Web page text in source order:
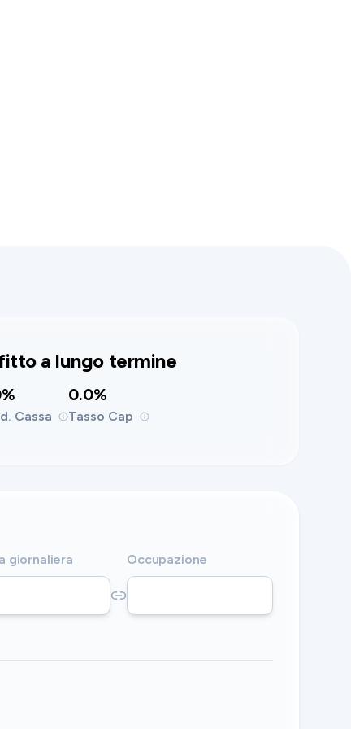
a lungo termine
Cassa
0.0%
Tasso Cap
giornaliera Occupazione